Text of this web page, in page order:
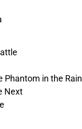
Phantom in the Rain
Next